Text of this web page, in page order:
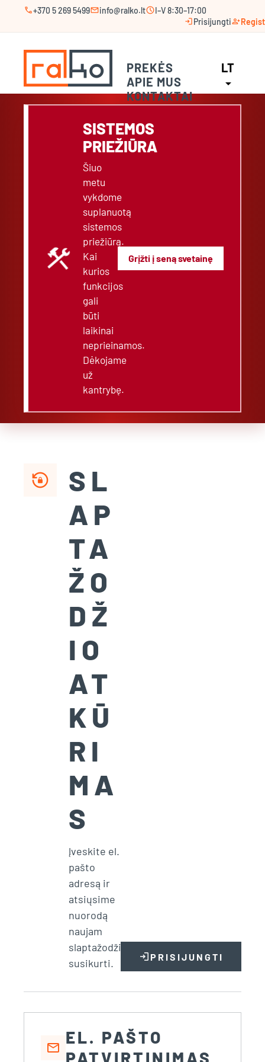
call+370 5 269 5499mailinfo@ralko.ltscheduleI–V 8:30–17:00
loginPrisijungtiperson_add
PREKĖS
APIE MUS
KONTAKTAI
LT
arrow_drop_down
construction
SISTEMOS
PRIEŽIŪRA
Šiuo
metu
vykdome
suplanuotą
sistemos
priežiūrą.
Kai
kurios
funkcijos
gali
būti
laikinai
neprieinamos.
Dėkojame
už
kantrybę.
Grįžti į seną svetainę
lock_reset
SL
AP
TA
ŽO
DŽ
IO
AT
KŪ
RI
MA
S
Įveskite el.
pašto
adresą ir
atsiųsime
nuorodą
naujam
slaptažodžiui
susikurti.
login PRISIJUNGTI
mail
EL. PAŠTO
PATVIRTINIMAS